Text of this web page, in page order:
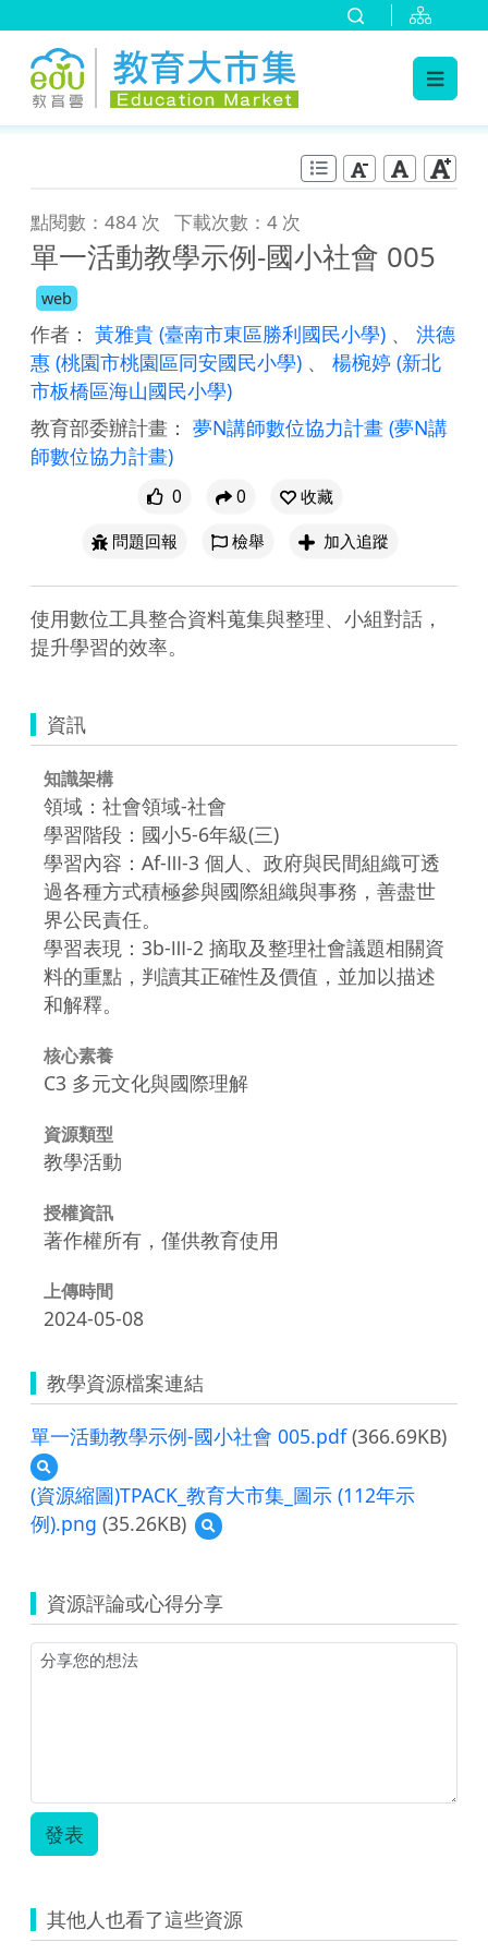
點閱數：484 次 下載次數：4 次
單一活動教學示例-國小社會 005
web
作者： 黃雅貴 (臺南市東區勝利國民小學) 、 洪德
惠 (桃園市桃園區同安國民小學) 、 楊椀婷 (新北
市板橋區海山國民小學)
教育部委辦計畫： 夢N講師數位協力計畫 (夢N講
師數位協力計畫)
0 0
收藏
問題回報
檢舉 加入追蹤
使用數位工具整合資料蒐集與整理、小組對話，
提升學習的效率。
資訊
知識架構
領域：社會領域-社會
學習階段：國小5-6年級(三)
學習內容：Af-Ⅲ-3 個人、政府與民間組織可透
過各種方式積極參與國際組織與事務，善盡世
界公民責任。
學習表現：3b-Ⅲ-2 摘取及整理社會議題相關資
料的重點，判讀其正確性及價值，並加以描述
和解釋。
核心素養
C3 多元文化與國際理解
資源類型
教學活動
授權資訊
著作權所有，僅供教育使用
上傳時間
2024-05-08
教學資源檔案連結
單一活動教學示例-國小社會 005.pdf(366.69KB)
預
覽
單
一
教
學
示
例-
國
(資源縮圖)TPACK_教育大市集_圖示 (112年示
例).png (35.26KB)
預
覽
縮
圖)TPACK_
教
資源評論或心得分享
發表
其他人也看了這些資源